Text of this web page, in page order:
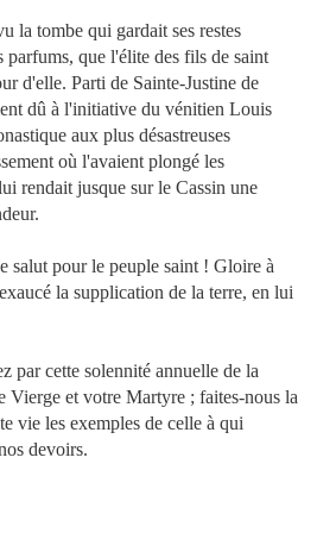
la tombe qui gardait ses restes
parfums, que l'élite des fils de saint
d'elle. Parti de Sainte-Justine de
dû à l'initiative du vénitien Louis
aux plus désastreuses
où l'avaient plongé les
rendait jusque sur le Cassin une
salut pour le peuple saint ! Gloire à
la supplication de la terre, en lui
par cette solennité annuelle de la
Vierge et votre Martyre ; faites-nous la
vie les exemples de celle à qui
devoirs.